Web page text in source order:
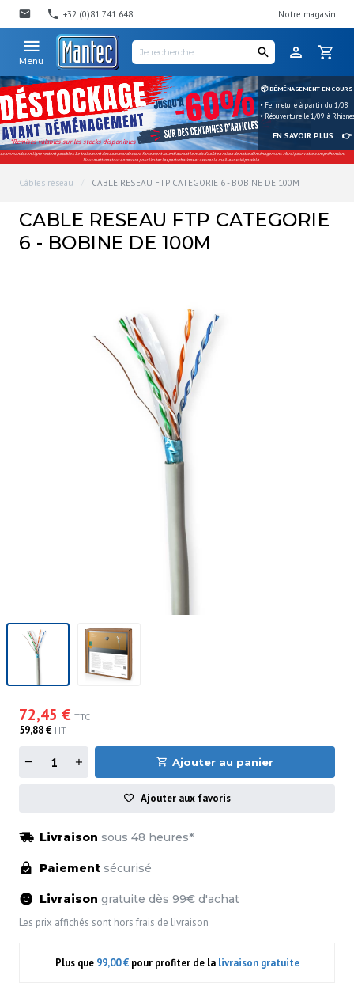
+32 (0)81 741 648 Notre magasin
Menu
*Remises valables sur les stocks disponibles
📦 DÉMÉNAGEMENT EN COURS
• Fermeture à partir du 1/08
• Réouverture le 1/09 à
EN SAVOIR PLUS ...👉
commandes en ligne restent possibles. Le traitement des commandes sera fortement ralenti durant le mois d'août en raison de notre déménagement. Merci pour votre compréhension.
Nous mettrons tout en œuvre pour limiter les perturbations et assurer le meilleur suivi possible.
Câbles réseau CABLE RESEAU FTP CATEGORIE 6 - BOBINE DE 100M
CABLE RESEAU FTP CATEGORIE
6 - BOBINE DE 100M
72,45 € TTC
59,88 € HT
Ajouter au panier
Ajouter aux favoris
Livraison sous 48 heures*
Paiement sécurisé
Livraison gratuite dès 99€ d'achat
Les prix affichés sont hors frais de livraison
Plus que 99,00 €pour profiter de la livraison gratuite